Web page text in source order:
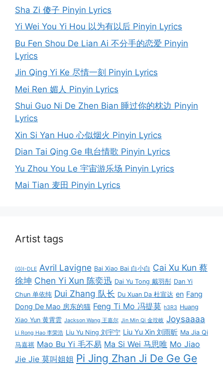
Sha Zi 傻子 Pinyin Lyrics
Yi Wei You Yi Hou 以为有以后 Pinyin Lyrics
Bu Fen Shou De Lian Ai 不分手的恋爱 Pinyin
Lyrics
Jin Qing Yi Ke 尽情一刻 Pinyin Lyrics
Mei Ren 媚人 Pinyin Lyrics
Shui Guo Ni De Zhen Bian 睡过你的枕边 Pinyin
Lyrics
Xin Si Yan Huo 心似烟火 Pinyin Lyrics
Dian Tai Qing Ge 电台情歌 Pinyin Lyrics
Yu Zhou You Le 宇宙游乐场 Pinyin Lyrics
Mai Tian 麦田 Pinyin Lyrics
Artist tags
(G)I-DLE Avril Lavigne Bai Xiao Bai 白小白 Cai Xu Kun 蔡
徐坤 Chen Yi Xun 陈奕迅 Dai Yu Tong 戴羽彤 Dan Yi
Chun 单依纯 Dui Zhang 队长 Du Xuan Da 杜宣达 en Fang
Dong De Mao 房东的猫 Feng Ti Mo 冯提莫 h3R3 Huang
Xiao Yun 黄霄雲 Jackson Wang 王嘉尔 Jin Min Qi 金玟岐 Joysaaaa
Li Rong Hao 李荣浩 Liu Yu Ning 刘宇宁 Liu Yu Xin 刘雨昕 Ma Jia Qi
马嘉祺 Mao Bu Yi 毛不易 Ma Si Wei 马思唯 Mo Jiao
Jie Jie 莫叫姐姐 Pi Jing Zhan Ji De Ge Ge